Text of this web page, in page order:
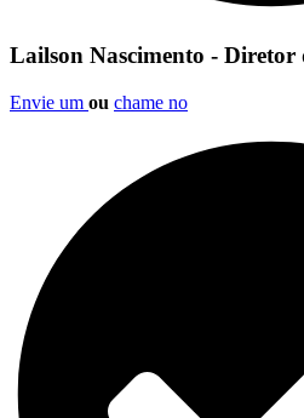
Lailson Nascimento - Diretor
Envie um ou chame no